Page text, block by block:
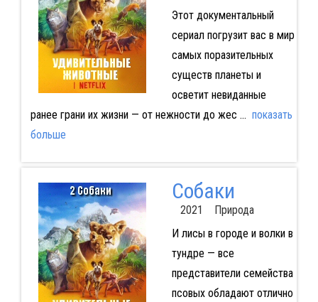
Этот документальный
сериал погрузит вас в мир
самых поразительных
существ планеты и
осветит невиданные
ранее грани их жизни — от нежности до жес ... показать
больше
Собаки
2021 Природа
И лисы в городе и волки в
тундре — все
представители семейства
псовых обладают отлично